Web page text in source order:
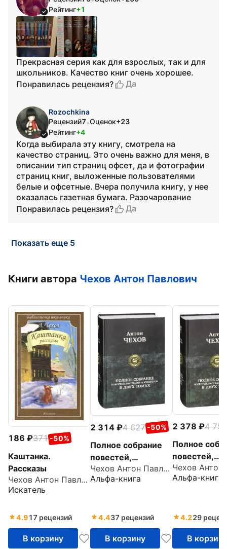
Рейтинг+1
Прекрасная серия как для взрослых, так и для
школьников. Качество книг очень хорошее.
Понравилась рецензия?
Да
Rozochkina
Рецензий7•Оценок+23
Рейтинг+4
Когда выбирала эту книгу, смотрела на
качество страниц. Это очень важно для меня, в
описании тип страниц офсет, да и фотографии
страниц книг, выложенные пользователями
белые и офсетные. Вчера получила книгу, у нее
оказалась газетная бумага. Разочарование
Понравилась рецензия?
Да
Показать еще 5
Книги автора Чехов Антон Павлович
186 371 -50%
Каштанка.
Рассказы
Чехов Антон Павлович
Искатель
4.917 рецензий
В корзину
2 314 4 627 -50%
Полное собрание
повестей,
рассказов и
юморесок в 2
Чехов Антон Павлович
Альфа-книга
4.437 рецензий
В корзину
2 378
4 756
Полное
повестей,
рассказов и
юморесок в
Альфа-книга
4.229
В корзину